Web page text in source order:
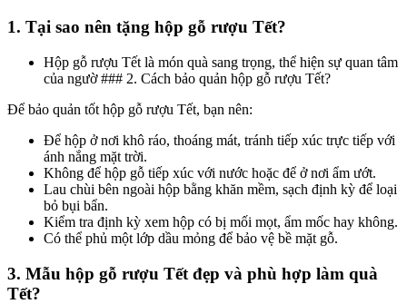
1. Tại sao nên tặng hộp gỗ rượu Tết?
Hộp gỗ rượu Tết là món quà sang trọng, thể hiện sự quan tâm
của ngườ ### 2. Cách bảo quản hộp gỗ rượu Tết?
Để bảo quản tốt hộp gỗ rượu Tết, bạn nên:
Để hộp ở nơi khô ráo, thoáng mát, tránh tiếp xúc trực tiếp với
ánh nắng mặt trời.
Không để hộp gỗ tiếp xúc với nước hoặc để ở nơi ẩm ướt.
Lau chùi bên ngoài hộp bằng khăn mềm, sạch định kỳ để loại
bỏ bụi bẩn.
Kiểm tra định kỳ xem hộp có bị mối mọt, ẩm mốc hay không.
Có thể phủ một lớp dầu mỏng để bảo vệ bề mặt gỗ.
3. Mẫu hộp gỗ rượu Tết đẹp và phù hợp làm quà
Tết?